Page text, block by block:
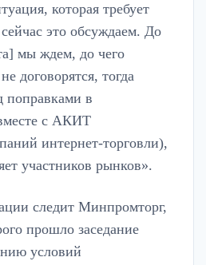
которая требует
это обсуждаем. До
мы ждем, до чего
договорятся, тогда
поправками в
с АКИТ
интернет-торговли),
участников рынков».
следит Минпромторг,
прошло заседание
условий